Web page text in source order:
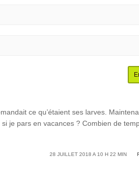
ce qu’étaient ses larves.
je pars en vacances ? Combien de
28 JUILLET 2018 A 10 H 22 MIN